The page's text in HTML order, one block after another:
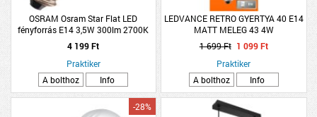
OSRAM Osram Star Flat LED
fényforrás E14 3,5W 300lm 2700K
melegfehér opál lapos izzó
4 199 Ft
Praktiker
A bolthoz
Info
LEDVANCE RETRO GYERTYA 40 E14
MATT MELEG 43 4W
1 699 Ft 1 099 Ft
Praktiker
A bolthoz
Info
-28%